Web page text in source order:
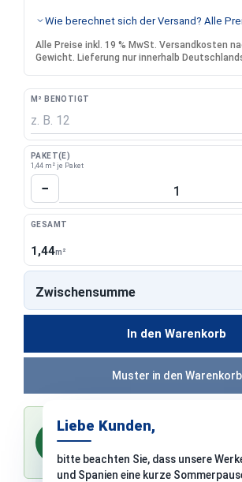
Liebe Kunden,
bitte beachten Sie, dass unsere
und Spanien eine kurze
Wie berechnet sich der Versand? Alle
Alle Preise inkl. 19 % MwSt. Versandkosten
Gewicht. Lieferung nur innerhalb
M² BENÖTIGT
PAKET(E)
1,44 m² je Paket
Produkt Anzahl: Gib den
−
GESAMT
1,44m²
In den Warenkorb
Zwischensumme
%
-2 % Skonto bei
bei Zahlung per Überweisung vor
Muster in den Warenkorb